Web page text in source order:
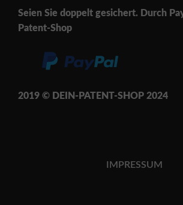
Seien Sie doppelt gesichert. Durch
Patent-Shop
2019 © DEIN-PATENT-SHOP 2024
IMPRESSUM